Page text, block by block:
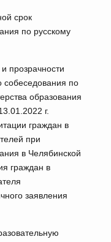
срок
по русскому
прозрачности
собеседования по
образования
г.
граждан в
при
в Челябинской
граждан в
заявления